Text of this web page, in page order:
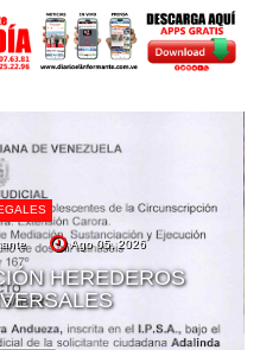
Ago 05, 2026
HEREDEROS